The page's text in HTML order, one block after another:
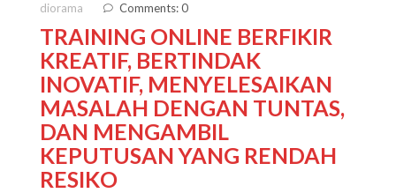
diorama
Comments: 0
TRAINING ONLINE BERFIKIR
KREATIF, BERTINDAK
INOVATIF, MENYELESAIKAN
MASALAH DENGAN TUNTAS,
DAN MENGAMBIL
KEPUTUSAN YANG RENDAH
RESIKO